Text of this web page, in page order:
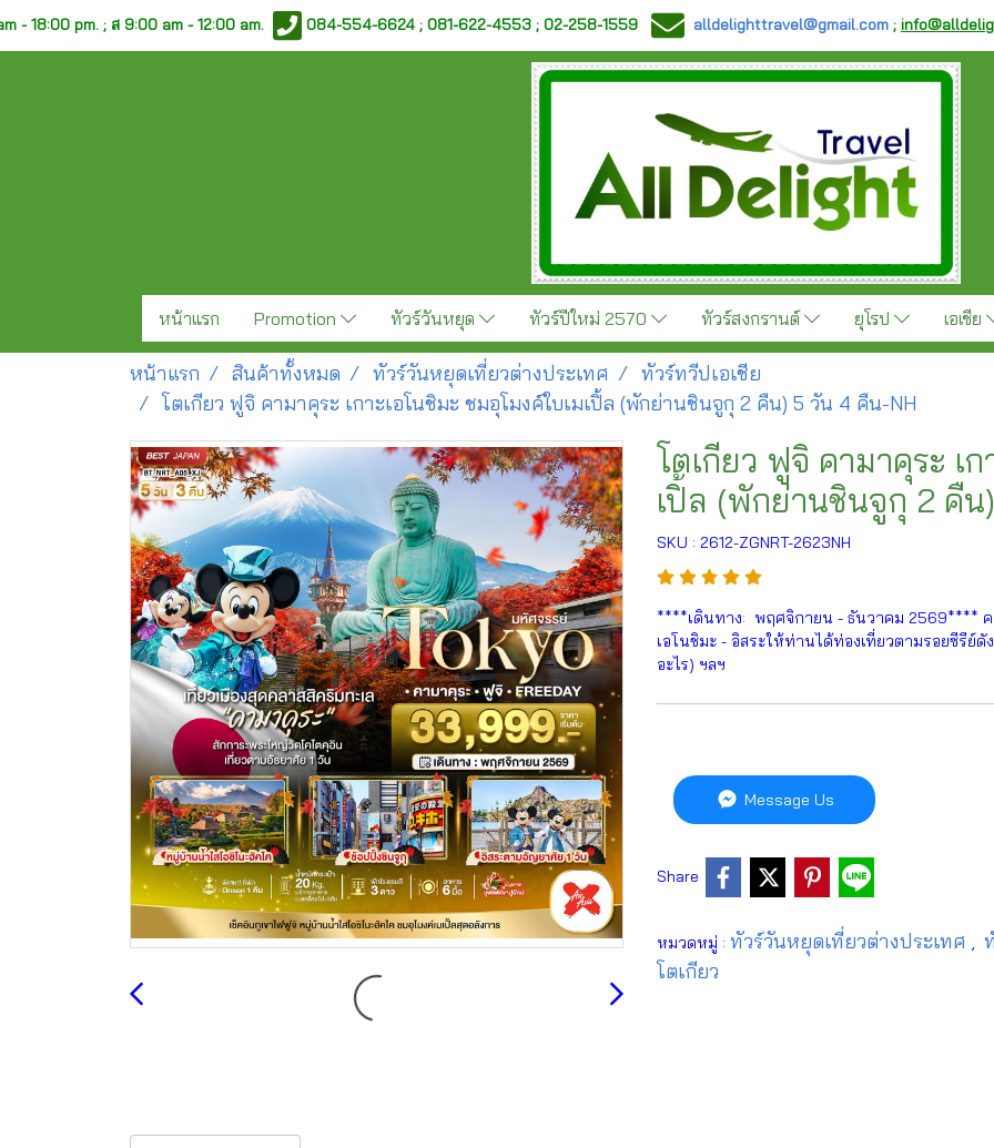
- 18:00 pm. ;ส 9:00 am - 12:00 am. 084-554-6624 ; 081-622-4553 ; 02-258-1559 alldelighttravel@gmail.com ;
หน้าแรก Promotion ทัวร์วันหยุด ทัวร์ปีใหม่ 2570 ทัวร์สงกรานต์ ยุโรป เอเชีย
หน้าแรก สินค้าทั้งหมด ทัวร์วันหยุดเที่ยวต่างประเทศ
ทัวร์ทวีปเอเชีย
โตเกียว ฟูจิ คามาคุระ เกาะเอโนชิมะ ชมอุโมงค์ใบเมเปิ้ล (พักย่านชินจูกุ 2 คืน) 5 วัน 4 คืน-NH
โตเกียว ฟูจิ คามาคุระ เ
เปิ้ล (พักย่านชินจูกุ 2 คื
SKU : 2612-ZGNRT-2623NH
****เดินทาง: พฤศจิกายน - ธันวาคม 2569****
เอโนชิมะ - อิสระให้ท่านได้ท่องเที่ยวตามรอยซีรีย์
อะไร) ฯลฯ
Message Us
Share
หมวดหมู่ : ทัวร์วันหยุดเที่ยวต่างประเทศ
โตเกียว